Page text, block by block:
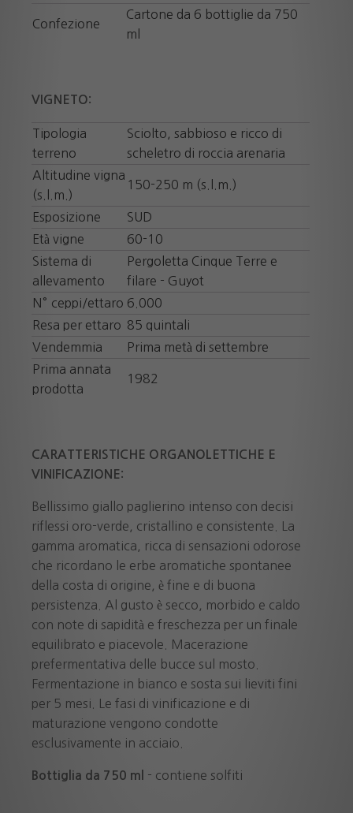
Confezione
Cartone da 6 bottiglie da 750
ml
VIGNETO:
Tipologia
terreno
Sciolto, sabbioso e ricco di
scheletro di roccia arenaria
Altitudine vigna
(s.l.m.)
150-250 m (s.l.m.)
Esposizione
SUD
Età vigne
60-10
Sistema di
allevamento
Pergoletta Cinque Terre e
filare - Guyot
N° ceppi/ettaro 6.000
Resa per ettaro 85 quintali
Vendemmia
Prima metà di settembre
Prima annata
prodotta
1982
CARATTERISTICHE ORGANOLETTICHE E
VINIFICAZIONE:
Bellissimo giallo paglierino intenso con decisi
riflessi oro-verde, cristallino e consistente. La
gamma aromatica, ricca di sensazioni odorose
che ricordano le erbe aromatiche spontanee
della costa di origine, è fine e di buona
persistenza. Al gusto è secco, morbido e caldo
con note di sapidità e freschezza per un finale
equilibrato e piacevole. Macerazione
prefermentativa delle bucce sul mosto.
Fermentazione in bianco e sosta sui lieviti fini
per 5 mesi. Le fasi di vinificazione e di
maturazione vengono condotte
esclusivamente in acciaio.
Bottiglia da 750 ml - contiene solfiti